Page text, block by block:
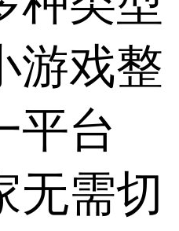
游戏整
平台
无需切